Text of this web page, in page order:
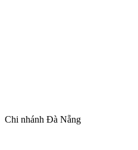
Chi nhánh Đà Nẵng